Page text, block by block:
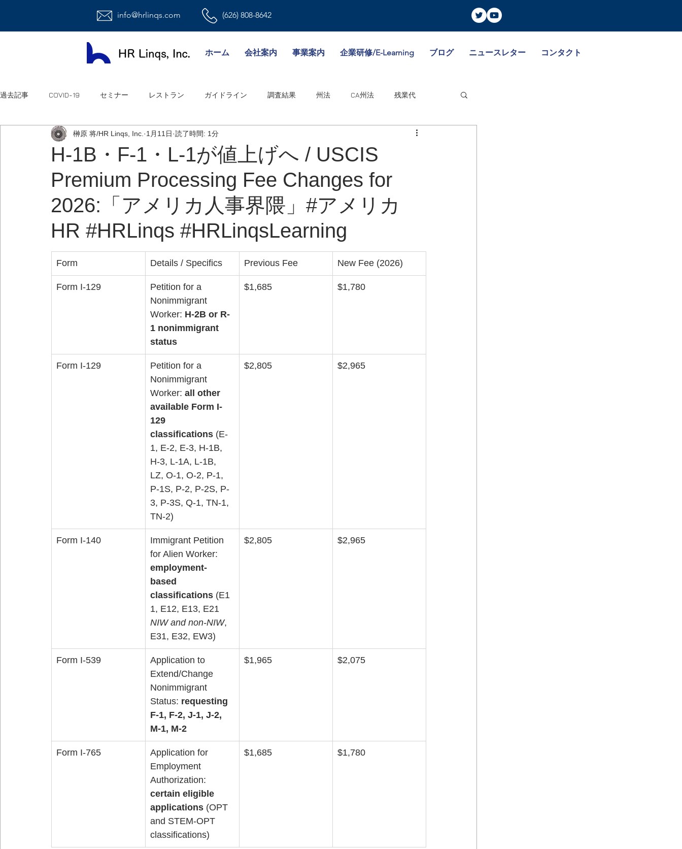
info@hrlinqs.com (626) 808-8642
ホーム 会社案内 事業案内 企業研修/E-Learning ブログ ニュースレター コンタクト
過去記事 COVID-19 セミナー レストラン ガイドライン 調査結果 州法 CA州法 残業代
時給社員/月給社員 最低賃金 給与 福利厚生
ハラスメント 雇用 連邦法 退職金 職場環境 WA州法 ビザ 失業保険 NY州法
アメリカ人事系ユーチューブ 連邦法
H-1B・F-1・L-1が値上げへ / USCIS
Premium Processing Fee Changes for
2026:「アメリカ人事界隈」#アメリカ
HR #HRLinqs #HRLinqsLearning
榊原 将/HR Linqs, Inc. 1月11日 読了時間: 1分
Form Details / Specifics Previous Fee New Fee (2026)
Form I-129
Petition for a
Nonimmigrant
Worker: H-2B or R-
1 nonimmigrant
status
$1,685 $1,780
Form I-129
Petition for a
Nonimmigrant
Worker: all other
available Form I-
129
classifications (E-
1, E-2, E-3, H-1B,
H-3, L-1A, L-1B,
LZ, O-1, O-2, P-1,
P-1S, P-2, P-2S, P-
3, P-3S, Q-1, TN-1,
TN-2)
$2,805 $2,965
Form I-140
Immigrant Petition
for Alien Worker:
employment-
based
classifications (E1
1, E12, E13, E21
NIW and non-NIW,
E31, E32, EW3)
$2,805 $2,965
Form I-539
Application to
Extend/Change
Nonimmigrant
Status: requesting
F-1, F-2, J-1, J-2,
M-1, M-2
$1,965 $2,075
Form I-765
Application for
Employment
Authorization:
certain eligible
applications (OPT
and STEM-OPT
classifications)
$1,685 $1,780